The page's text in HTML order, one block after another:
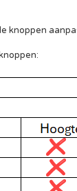
knoppen